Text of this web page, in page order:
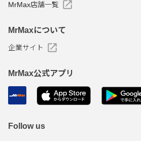
MrMax店舗一覧
MrMaxについて
企業サイト
MrMax公式アプリ
Follow us